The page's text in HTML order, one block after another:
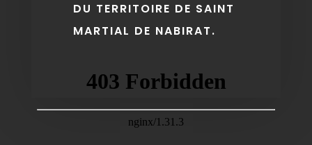
DU TERRITOIRE DE SAINT
MARTIAL DE NABIRAT.